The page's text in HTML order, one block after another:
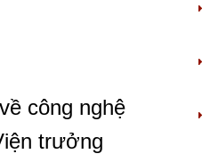
công nghệ
trưởng